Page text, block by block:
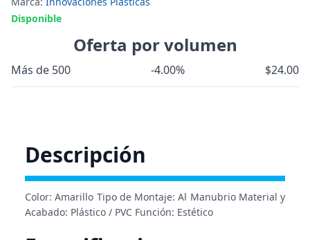
Disponible
Oferta por volumen
Más de 500 -4.00% $24.00
Descripción
Color: Amarillo Tipo de Montaje: Al Manubrio Material y
Acabado: Plástico / PVC Función: Estético